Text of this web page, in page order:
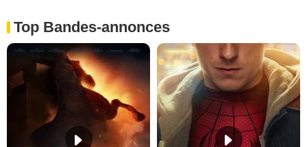
Top Bandes-annonces